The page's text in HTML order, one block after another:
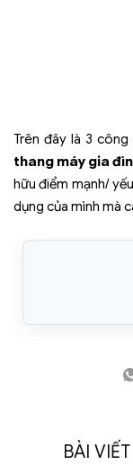
Trên đây là 3
thang máy gia
hữu điểm mạnh/
dụng của mình mà
BÀI